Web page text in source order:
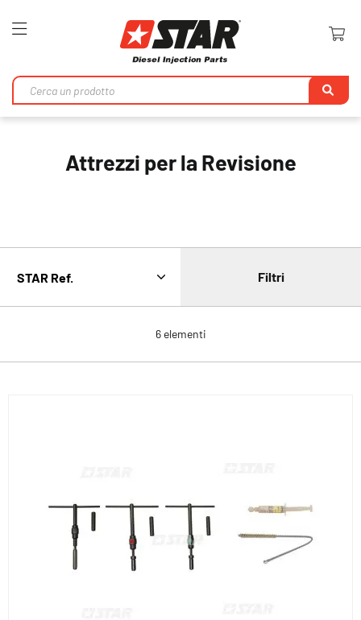
Toggle
Attrezzi per la Revisione
6elementi
Filtri